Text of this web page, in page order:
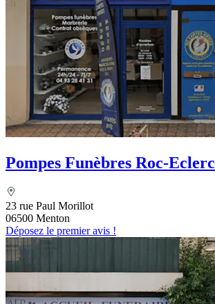
Pompes Funèbres Roc-Eclerc
23 rue Paul Morillot
06500 Menton
Déposez le premier avis !